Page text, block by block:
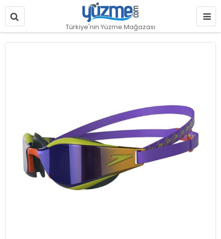
Türkiye'nin Yüzme Mağazası
Resim